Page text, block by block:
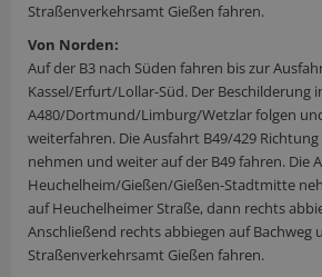
Straßenverkehrsamt Gießen fahren.
Von Norden:
Auf der B3 nach Süden fahren bis zur
Kassel/Erfurt/Lollar-Süd. Der Beschilderung
A480/Dortmund/Limburg/Wetzlar folgen
weiterfahren. Die Ausfahrt B49/429 Richtung
nehmen und weiter auf der B49 fahren. Die
Heuchelheim/Gießen/Gießen-Stadtmitte
auf Heuchelheimer Straße, dann rechts
Anschließend rechts abbiegen auf Bachweg
Straßenverkehrsamt Gießen fahren.